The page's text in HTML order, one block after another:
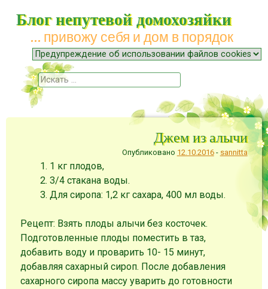
Блог непутевой домохозяйки
… привожу себя и дом в порядок
Меню
Наверх
Поиск
Джем из алычи
Опубликовано 12.10.2016- sannitta
1 кг плодов,
3/4 стакана воды.
Для сиропа: 1,2 кг сахара, 400 мл воды.
Рецепт: Взять плоды алычи без косточек.
Подготовленные плоды поместить в таз,
добавить воду и проварить 10- 15 минут,
добавляя сахарный сироп. После добавления
сахарного сиропа массу уварить до готовности